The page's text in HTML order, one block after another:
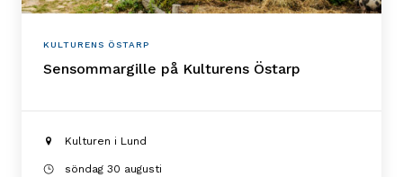
KULTURENS ÖSTARP
Sensommargille på Kulturens Östarp
Kulturen i Lund
söndag 30 augusti